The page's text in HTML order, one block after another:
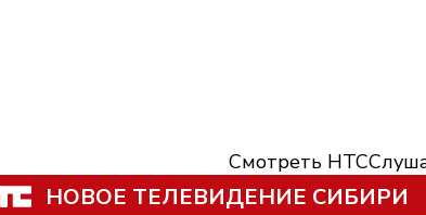
Смотреть НТС
НОВОЕ ТЕЛЕВИДЕНИЕ СИБИРИ